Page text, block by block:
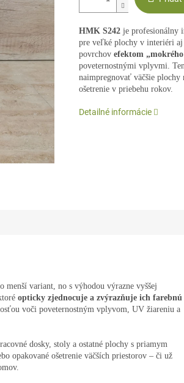
HMK S242 je profesionálny
pre veľké plochy v interiéri
povrchov efektom
poveternostnými vplyvmi.
naimpregnovať väčšie plochy
ošetrenie v priebehu rokov.
Detailné informácie
variant, no s výhodou výrazne vyššej
opticky zjednocuje a zvýrazňuje ich farebnú
voči poveternostným vplyvom, UV žiareniu a
dosky, stoly a ostatné plochy s priamym
opakované ošetrenie väčších priestorov – či už